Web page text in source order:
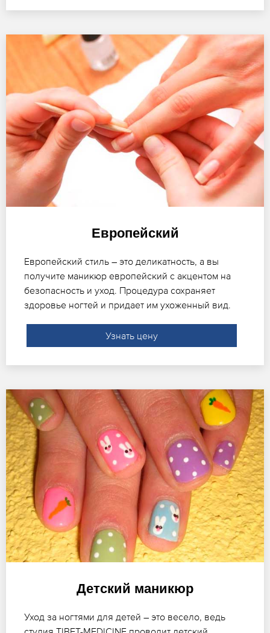
Европейский
Европейский стиль – это деликатность, а вы
получите маникюр европейский с акцентом на
безопасность и уход. Процедура сохраняет
здоровье ногтей и придает им ухоженный вид.
Узнать цену
Детский маникюр
Уход за ногтями для детей – это весело, ведь